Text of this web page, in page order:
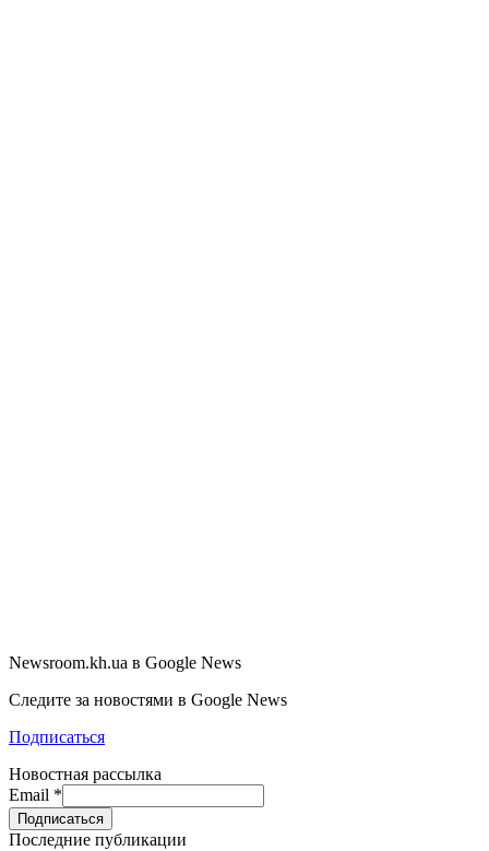
Newsroom.kh.ua в Google News
Следите за новостями в Google News
Подписаться
Новостная рассылка
Email *
Последние публикации